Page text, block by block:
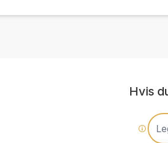
Hvis